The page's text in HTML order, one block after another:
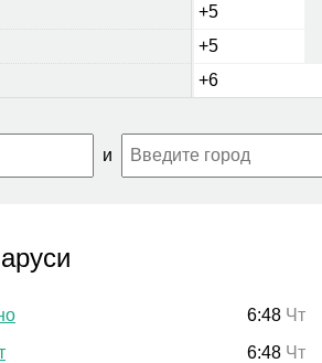
+5
+5
+6
и
6:48 Чт
6:48 Чт